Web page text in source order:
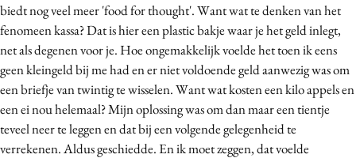
Media
Merkstrategie
PR
Programmatic
Purpose Marketing
Reputatie & crisis
biedt nog veel meer 'food for thought'. Want wat te denken van het
fenomeen kassa? Dat is hier een plastic bakje waar je het geld inlegt,
net als degenen voor je. Hoe ongemakkelijk voelde het toen ik eens
geen kleingeld bij me had en er niet voldoende geld aanwezig was om
een briefje van twintig te wisselen. Want wat kosten een kilo appels en
een ei nou helemaal? Mijn oplossing was om dan maar een tientje
teveel neer te leggen en dat bij een volgende gelegenheid te
verrekenen. Aldus geschiedde. En ik moet zeggen, dat voelde